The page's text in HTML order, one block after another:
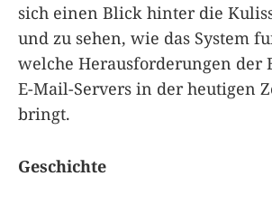
sich einen Blick hinter die
und zu sehen, wie das System
welche Herausforderungen der
E-Mail-Servers in der heutigen
bringt.
Geschichte